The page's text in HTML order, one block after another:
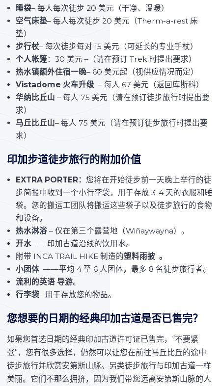
睡袋– 每人每次徒步 20 美元（干净、温暖）
空气床垫– 每人每次徒步 20 美元（Therm-a-rest 床
垫）
步行杖– 每次徒步每对 15 美元（可延长的专业手杖）
个人帐篷：30 美元 –（请在预订 Trek 时提出要求）
热水镇额外住宿一晚– 60 美元起（视供应情况而定）
Vistadome 火车升级 – 每人 67 美元（返回库斯科）
华纳比丘山 – 每人 75 美元（请在预订徒步旅行时提出要
求）
马丘比丘山– 每人 75 美元（请在预订徒步旅行时提出要
求）
印加步道徒步旅行的附加价值
EXTRA PORTER： 您将在开始徒步前一天晚上举行的徒
步简报中收到一个小行李袋，用于存放 3-4 天的衣服和睡
袋。您的搬运工团队将搬运这些袋子以及徒步旅行的食物
和设备。
热水淋浴 – 仅在第三个露营地（Wiñaywayna）。
开水——印加古道沿线的饮用水。
附带 INCA TRAIL HIKE 制造的塑料雨披 。
小团体 ——平均 4 至 6 人团体，最多 8 名徒步旅行者。
流利的英语 导游。
行李袋– 用于存放您的物品。
您想要的日期的经典印加古道是否已售完？
如果您首选日期的经典印加古道许可证已售完，“不要紧
张”，您有很多选择，仍然可以让您在前往马丘比丘的途中
徒步旅行并欣赏安第斯山脉。另类徒步旅行与印加古道一样
美丽。它们不那么拥挤，因为我们带您远离安第斯山脉的人